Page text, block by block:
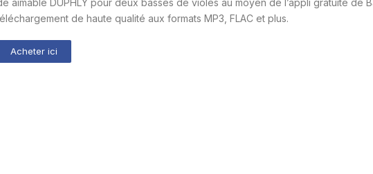
aimable DUPHLY pour deux basses de violes au moyen de l’appli gratuite de
de haute qualité aux formats MP3, FLAC et plus.
Acheter ici